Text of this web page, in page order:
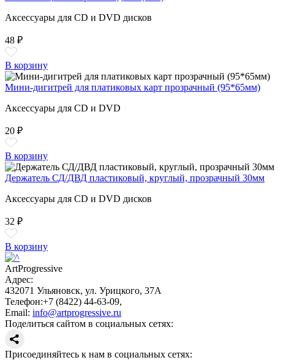
Аксессуары для CD и DVD дисков
48 ₽
В корзину
Мини-дигитрей для платиковых карт прозрачный (95*65мм)
Аксессуары для CD и DVD
20 ₽
В корзину
Держатель СД/ДВД пластиковый, круглый, прозрачный 30мм
Аксессуары для CD и DVD дисков
32 ₽
В корзину
ArtProgressive
Адрес:
432071 Ульяновск, ул. Урицкого, 37А
Телефон:+7 (8422) 44-63-09,
Email: info@artprogressive.ru
Поделиться сайтом в социальных сетях:
Присоединяйтесь к нам в социальных сетях: